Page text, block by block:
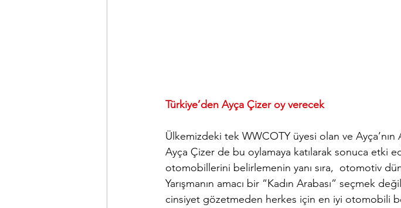
Türkiye’den Ayça Çizer oy verecek
Ülkemizdeki tek WWCOTY üyesi olan ve Ayça’nın
Ayça Çizer de bu oylamaya katılarak sonuca etki
otomobillerini belirlemenin yanı sıra,  otomotiv
Yarışmanın amacı bir “Kadın Arabası” seçmek
cinsiyet gözetmeden herkes için en iyi otomobili